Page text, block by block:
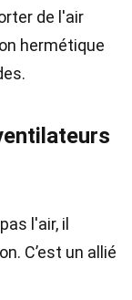
de l'air
hermétique
l'air, il
C’est un allié